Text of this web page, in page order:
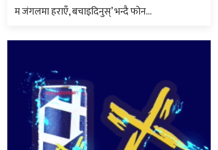
म जंगलमा हराएँ, बचाइदिनुस्’ भन्दै फोन…